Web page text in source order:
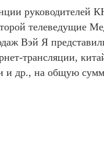
руководителей
телеведущие
Вэй Я
трансляции,
др., на общую